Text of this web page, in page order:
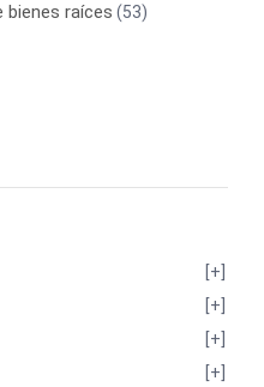
bienes raíces (53)